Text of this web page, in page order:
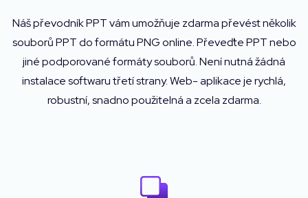
Náš převodník PPT vám umožňuje zdarma převést několik
souborů PPT do formátu PNG online. Převeďte PPT nebo
jiné podporované formáty souborů. Není nutná žádná
instalace softwaru třetí strany. Web- aplikace je rychlá,
robustní, snadno použitelná a zcela zdarma.